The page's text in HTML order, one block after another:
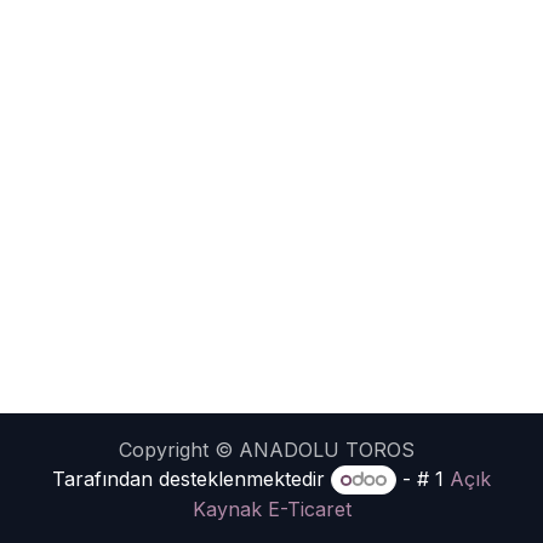
Copyright © ANADOLU TOROS
Tarafından desteklenmektedir
- # 1 Açık
Kaynak E-Ticaret